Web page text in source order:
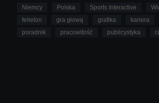
Niemcy
Polska Sports Interactive
felieton
gra głową grafika kariera
poradnik
pracowitość publicystyka